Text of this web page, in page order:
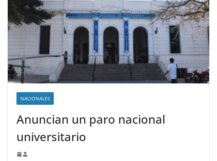
NACIONALES
Anuncian un paro nacional
universitario